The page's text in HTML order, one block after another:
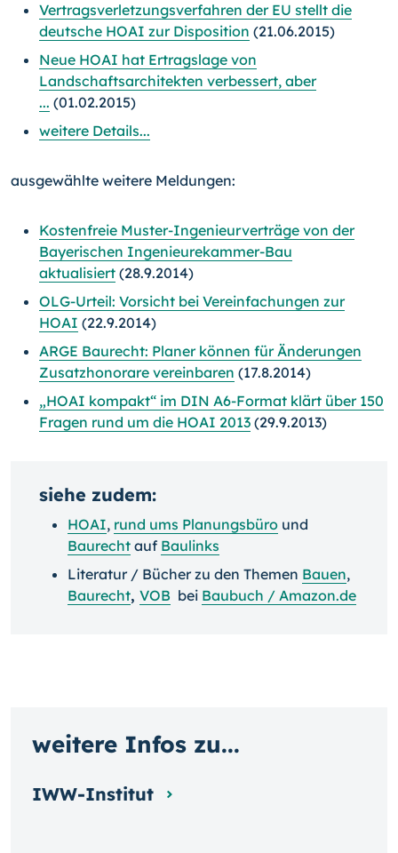
Vertragsverletzungsverfahren der EU stellt die
deutsche HOAI zur Disposition (21.06.2015)
Neue HOAI hat Ertragslage von
Landschaftsarchitekten verbessert, aber
... (01.02.2015)
weitere Details...
ausgewählte weitere Meldungen:
Kostenfreie Muster-Ingenieurverträge von der
Bayerischen Ingenieurekammer-Bau
aktualisiert (28.9.2014)
OLG-Urteil: Vorsicht bei Vereinfachungen zur
HOAI (22.9.2014)
ARGE Baurecht: Planer können für Änderungen
Zusatzhonorare vereinbaren (17.8.2014)
„HOAI kompakt“ im DIN A6-Format klärt über 150
Fragen rund um die HOAI 2013 (29.9.2013)
siehe zudem:
HOAI, rund ums Planungsbüro und
Baurecht auf Baulinks
Literatur / Bücher zu den Themen Bauen,
Baurecht, VOB bei Baubuch / Amazon.de
weitere Infos zu...
IWW-Institut